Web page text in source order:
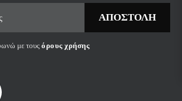
ΑΠΟΣΤΟΛΉ
με τουςόρους χρήσης